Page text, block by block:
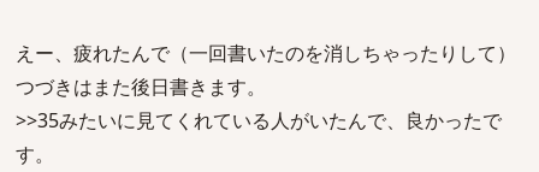
えー、疲れたんで（一回書いたのを消しちゃったりして）
つづきはまた後日書きます。
>>35みたいに見てくれている人がいたんで、良かったで
す。